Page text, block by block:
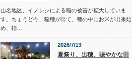
山名地区、イノシシによる稲の被害が拡大していま
す。ちょうど今、稲穂が出て、穂の中にお米が出来始
め、指…
2026/7/13
夏祭り、出穂、賑やかな田